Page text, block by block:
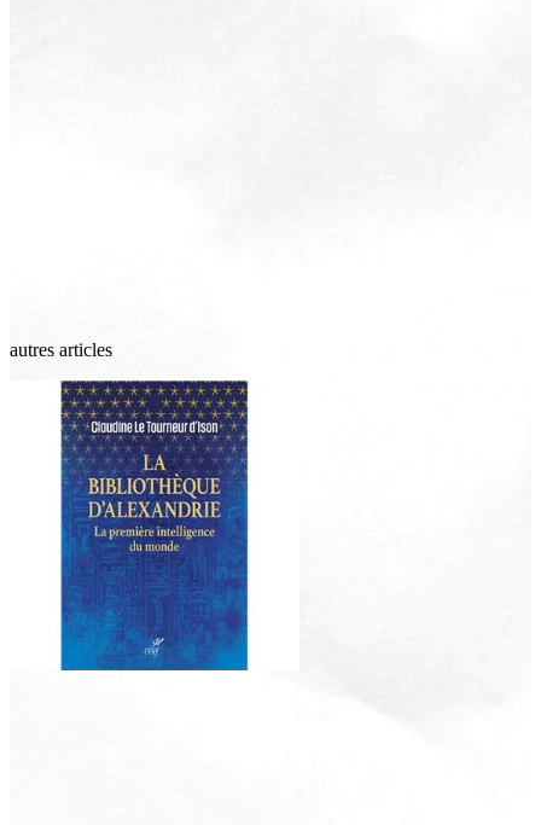
autres articles